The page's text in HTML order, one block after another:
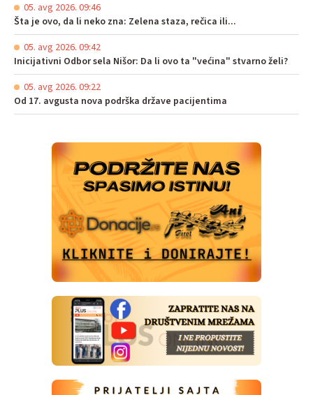
05. avg 2026. 09:46
Šta je ovo, da li neko zna: Zelena staza, rečica ili...
05. avg 2026. 09:42
Inicijativni Odbor sela Nišor: Da li ovo ta "većina" stvarno želi?
05. avg 2026. 09:22
Od 17. avgusta nova podrška države pacijentima